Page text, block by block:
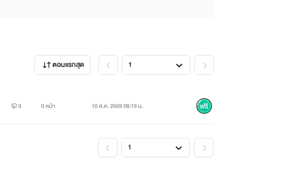
ตอนแรกสุด
3 0 หน้า 10 ส.ค. 2559 08:19 น.